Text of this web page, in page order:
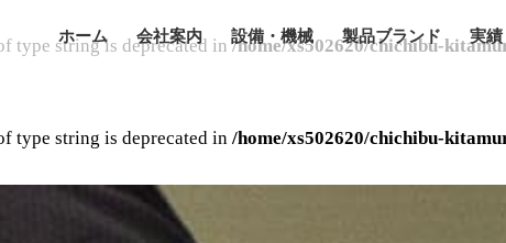
type string is deprecated in/home/xs502620/chichibu-
type string is deprecated in /home/xs502620/chichibu-
ホーム 会社案内 設備・機械 製品ブランド 実績